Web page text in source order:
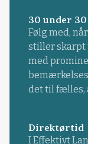
30 under 30
Følg med,
stiller skarpt
med
det til fælles,
Direktørtid
I Effektivt